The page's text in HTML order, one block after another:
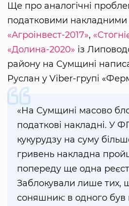
Ще про аналогічні
податковими накладними
«Агроінвест-2017»,
«Долина-2020» із
району на Сумщині
Руслан у Viber-групі
«На Сумщині масово
податкові накладні. У
кукурудзу на суму
гривень накладна
попереду ще одна
Заблокували лише тих,
соняшник: в одного